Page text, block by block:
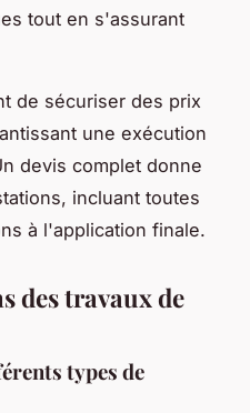
tout en s'assurant
de sécuriser des prix
une exécution
devis complet donne
incluant toutes
à l'application finale.
des travaux de
types de